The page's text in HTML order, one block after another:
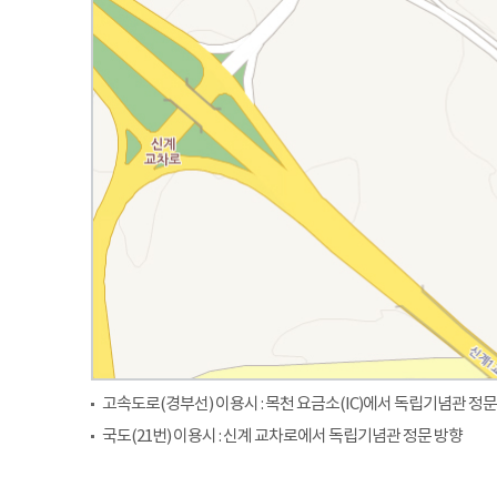
고속도로(경부선) 이용시 : 목천 요금소(IC)에서 독립기념관 정
국도(21번) 이용시 : 신계 교차로에서 독립기념관 정문 방향